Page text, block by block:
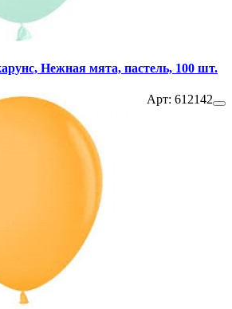
Нежная мята, пастель, 100 шт.
Арт: 612142